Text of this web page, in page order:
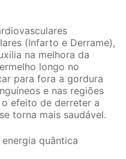
(Infarto e Derrame),
na melhora da
longo no
para fora a gordura
e nas regiões
efeito de derreter a
torna mais saudável.
quântica